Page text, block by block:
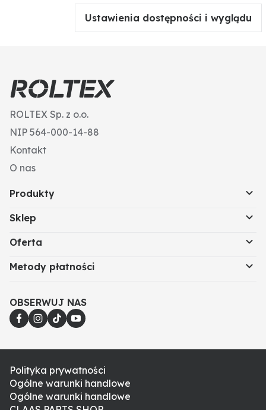
Ustawienia dostępności i wyglądu
ROLTEX Sp. z o.o.
NIP 564-000-14-88
Kontakt
O nas
Produkty
Sklep
Oferta
Metody płatności
OBSERWUJ NAS
Polityka prywatności
Ogólne warunki handlowe
Ogólne warunki handlowe